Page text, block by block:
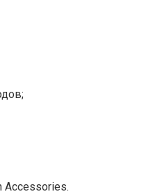
Accessories.